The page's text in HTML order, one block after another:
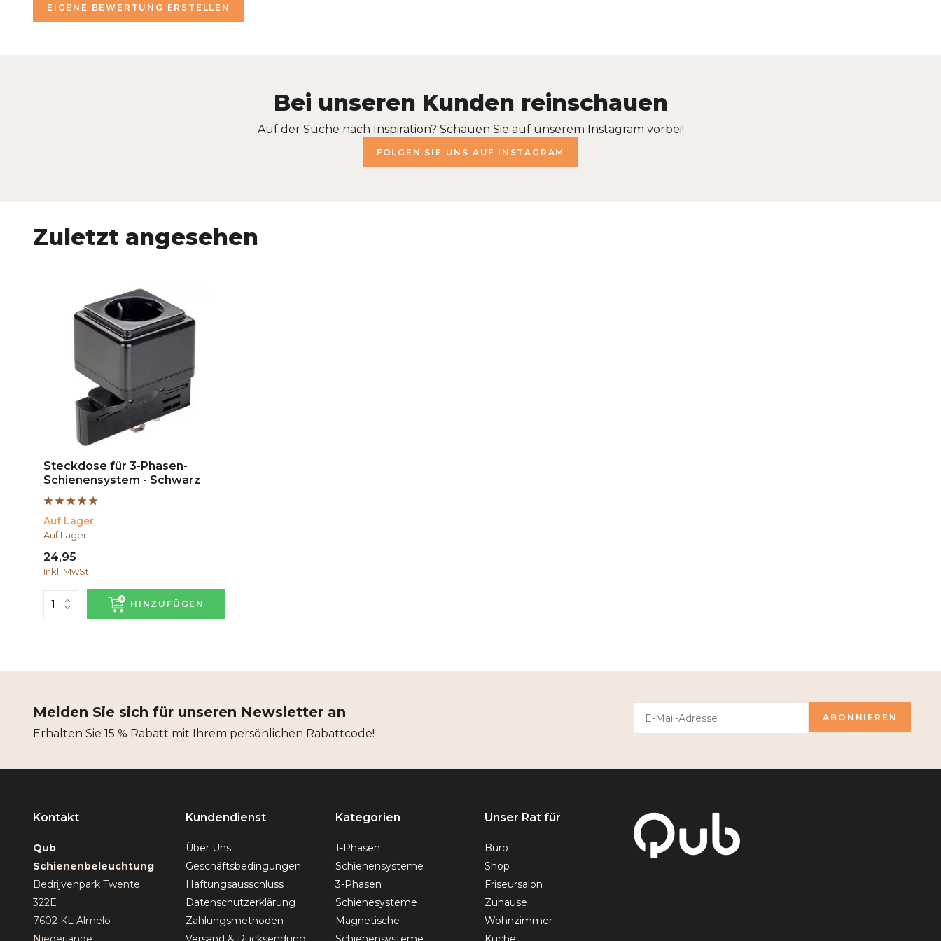
EIGENE BEWERTUNG ERSTELLEN
Bei unseren Kunden reinschauen
Auf der Suche nach Inspiration? Schauen Sie auf unserem Instagram vorbei!
FOLGEN SIE UNS AUF INSTAGRAM
Zuletzt angesehen
Steckdose für 3-Phasen-
Schienensystem - Schwarz
Auf Lager
Auf Lager
24,95
Inkl. MwSt.
HINZUFÜGEN
Melden Sie sich für unseren Newsletter an
Erhalten Sie 15 % Rabatt mit Ihrem persönlichen Rabattcode!
ABONNIEREN
Kontakt
Qub
Schienenbeleuchtung
Bedrijvenpark Twente
322E
7602 KL Almelo
Kundendienst
Über Uns
Geschäftsbedingungen
Haftungsausschluss
Datenschutzerklärung
Zahlungsmethoden
Kategorien
1-Phasen
Schienensysteme
3-Phasen
Schienesysteme
Magnetische
Unser Rat für
Büro
Shop
Friseursalon
Zuhause
Wohnzimmer